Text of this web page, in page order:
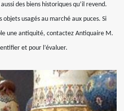
des biens historiques qu’il revend.
usagés au marché aux puces. Si
une antiquité, contactez Antiquaire M.
et pour l’évaluer.